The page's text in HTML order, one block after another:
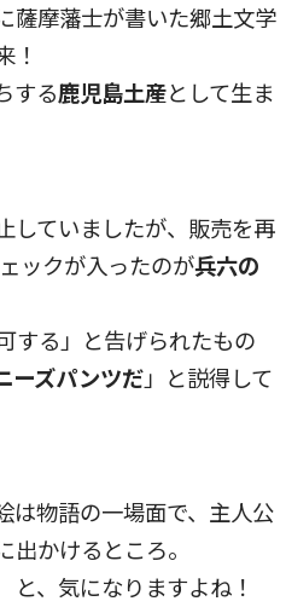
薩摩藩士が書いた郷土文学
！
する鹿児島土産として生ま
していましたが、販売を再
ックが入ったのが兵六の
する」と告げられたもの
ーズパンツだ」と説得して
は物語の一場面で、主人公
かけるところ。
、気になりますよね！